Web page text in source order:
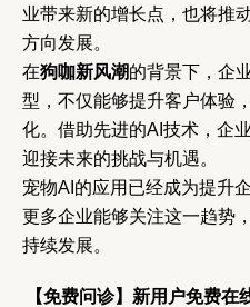
业带来新的增长点，也将推
方向发展。
在狗咖新风潮的背景下，企
型，不仅能够提升客户体验
化。借助先进的AI技术，企
迎接未来的挑战与机遇。
宠物AI的应用已经成为提升
更多企业能够关注这一趋势
持续发展。
【免费问诊】新用户免费